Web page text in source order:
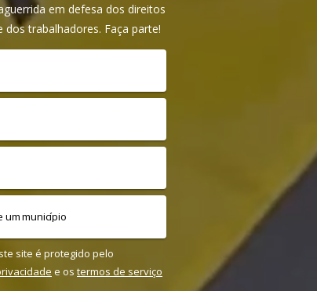
em defesa dos direitos
trabalhadores. Faça parte!
site é protegido pelo
e os termos de serviço